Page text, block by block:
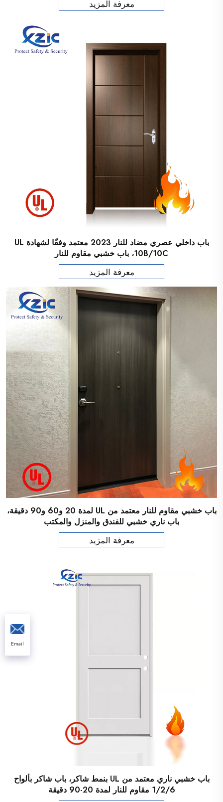
معرفة المزيد
باب داخلي عصري مضاد للنار 2023 معتمد وفقًا لشهادة UL
10B/10C، باب خشبي مقاوم للنار
معرفة المزيد
باب خشبي مقاوم للنار معتمد من UL لمدة 20 و60 و90 دقيقة،
باب ناري خشبي للفندق والمنزل والمكتب
معرفة المزيد
باب خشبي ناري معتمد من UL بنمط شاكر، باب شاكر بألواح
1/2/6 مقاوم للنار لمدة 20-90 دقيقة
Email